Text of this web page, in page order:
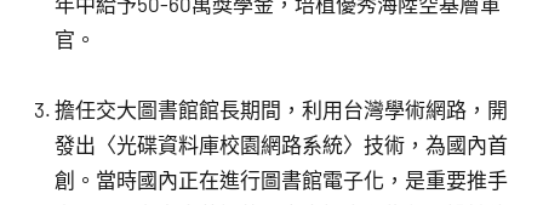
官。
擔任交大圖書館館長期間，利用台灣學術網路，開
發出〈光碟資料庫校園網路系統〉技術，為國內首
創。當時國內正在進行圖書館電子化，是重要推手